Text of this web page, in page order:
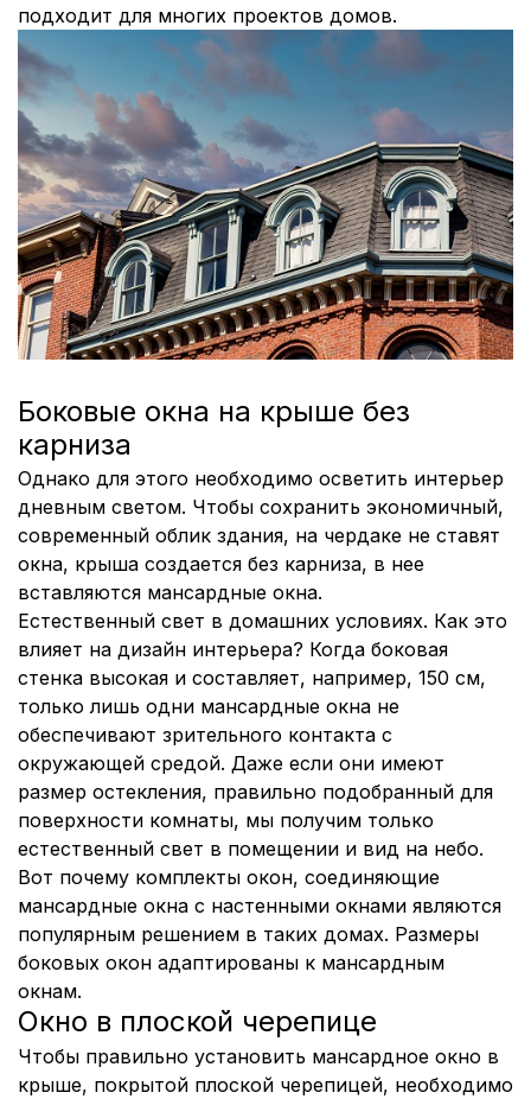
подходит для многих проектов домов.
Боковые окна на крыше без
карниза
Однако для этого необходимо осветить интерьер
дневным светом. Чтобы сохранить экономичный,
современный облик здания, на чердаке не ставят
окна, крыша создается без карниза, в нее
вставляются мансардные окна.
Естественный свет в домашних условиях. Как это
влияет на дизайн интерьера? Когда боковая
стенка высокая и составляет, например, 150 см,
только лишь одни мансардные окна не
обеспечивают зрительного контакта с
окружающей средой. Даже если они имеют
размер остекления, правильно подобранный для
поверхности комнаты, мы получим только
естественный свет в помещении и вид на небо.
Вот почему комплекты окон, соединяющие
мансардные окна с настенными окнами являются
популярным решением в таких домах. Размеры
боковых окон адаптированы к мансардным
окнам.
Окно в плоской черепице
Чтобы правильно установить мансардное окно в
крыше, покрытой плоской черепицей, необходимо